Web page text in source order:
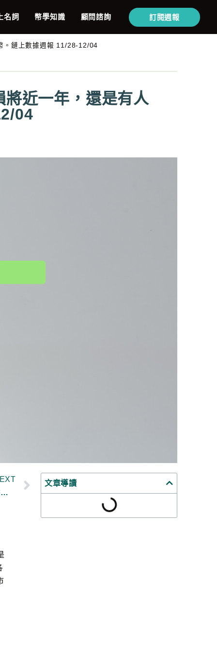
名詞 幣學知識 顧問諮詢 訂閱週報
。鏈上數據週報 11/28-12/04
近一年，還是有人
04
2022年比特幣鏈上數據回顧｜年度大事、虧損中供給、資金費率、BTC 供給狀況分析｜幣學鏈上數據週報
文章導讀